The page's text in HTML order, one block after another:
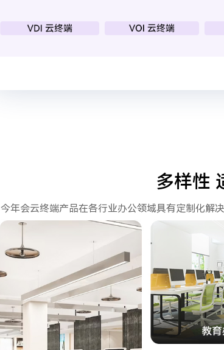
多样性
今年会云终端产品在各行业办公领域具有定制化解